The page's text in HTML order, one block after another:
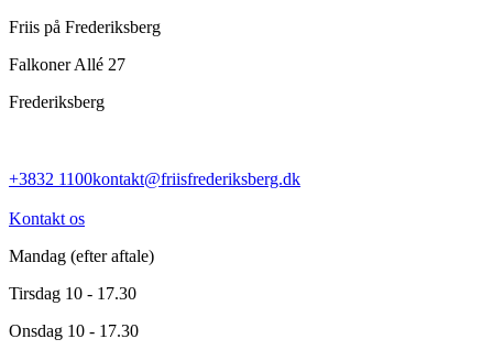
Friis på Frederiksberg
Falkoner Allé 27
Frederiksberg
+3832 1100kontakt@friisfrederiksberg.dk
Kontakt os
Mandag (efter aftale)
Tirsdag 10 - 17.30
Onsdag 10 - 17.30